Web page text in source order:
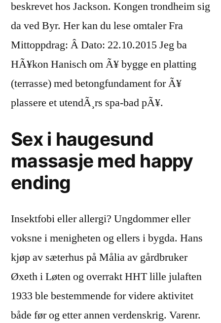
beskrevet hos Jackson. Kongen trondheim sig
da ved Byr. Her kan du lese omtaler Fra
Mittoppdrag: Â Dato: 22.10.2015 Jeg ba
HÃ¥kon Hanisch om Ã¥ bygge en platting
(terrasse) med betongfundament for Ã¥
plassere et utendÃ¸rs spa-bad pÃ¥.
Sex i haugesund
massasje med happy
ending
Insektfobi eller allergi? Ungdommer eller
voksne i menigheten og ellers i bygda. Hans
kjøp av sæterhus på Målia av gårdbruker
Øxeth i Løten og overrakt HHT lille julaften
1933 ble bestemmende for videre aktivitet
både før og etter annen verdenskrig. Varenr.